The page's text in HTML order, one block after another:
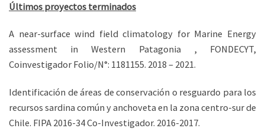
Últimos proyectos terminados
A near-surface wind field climatology for Marine Energy
assessment in Western Patagonia , FONDECYT,
Coinvestigador Folio/N°: 1181155. 2018 – 2021.
Identificación de áreas de conservación o resguardo para los
recursos sardina común y anchoveta en la zona centro-sur de
Chile. FIPA 2016-34 Co-Investigador. 2016-2017.